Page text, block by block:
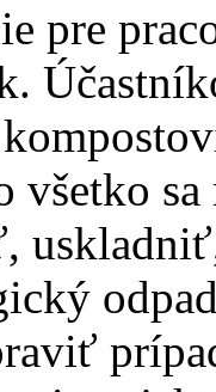
pre
všetko